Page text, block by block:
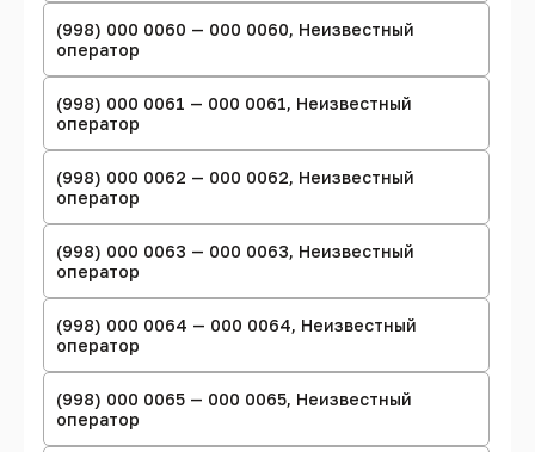
(998) 000 0060 — 000 0060, Неизвестный
оператор
(998) 000 0061 — 000 0061, Неизвестный
оператор
(998) 000 0062 — 000 0062, Неизвестный
оператор
(998) 000 0063 — 000 0063, Неизвестный
оператор
(998) 000 0064 — 000 0064, Неизвестный
оператор
(998) 000 0065 — 000 0065, Неизвестный
оператор